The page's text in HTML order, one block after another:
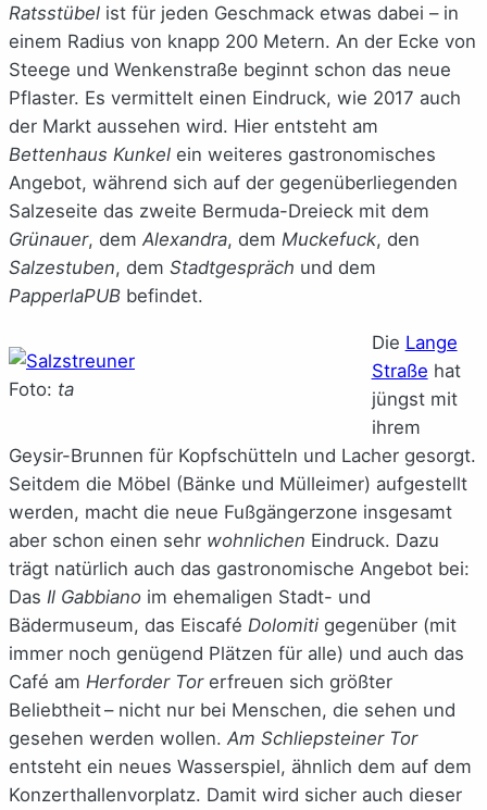
Ratsstübel ist für jeden Geschmack etwas dabei – in
einem Radius von knapp 200 Metern. An der Ecke von
Steege und Wenkenstraße beginnt schon das neue
Pflaster. Es vermittelt einen Eindruck, wie 2017 auch
der Markt aussehen wird. Hier entsteht am
Bettenhaus Kunkel ein weiteres gastronomisches
Angebot, während sich auf der gegenüberliegenden
Salzeseite das zweite Bermuda-Dreieck mit dem
Grünauer, dem Alexandra, dem Muckefuck, den
Salzestuben, dem Stadtgespräch und dem
PapperlaPUB befindet.
Foto: ta
Die Lange
Straße hat
jüngst mit
ihrem
Geysir-Brunnen für Kopfschütteln und Lacher gesorgt.
Seitdem die Möbel (Bänke und Mülleimer) aufgestellt
werden, macht die neue Fußgängerzone insgesamt
aber schon einen sehr wohnlichen Eindruck. Dazu
trägt natürlich auch das gastronomische Angebot bei:
Das Il Gabbiano im ehemaligen Stadt- und
Bädermuseum, das Eiscafé Dolomiti gegenüber (mit
immer noch genügend Plätzen für alle) und auch das
Café am Herforder Torerfreuen sich größter
Beliebtheit – nicht nur bei Menschen, die sehen und
gesehen werden wollen. Am Schliepsteiner Tor
entsteht ein neues Wasserspiel, ähnlich dem auf dem
Konzerthallenvorplatz. Damit wird sicher auch dieser